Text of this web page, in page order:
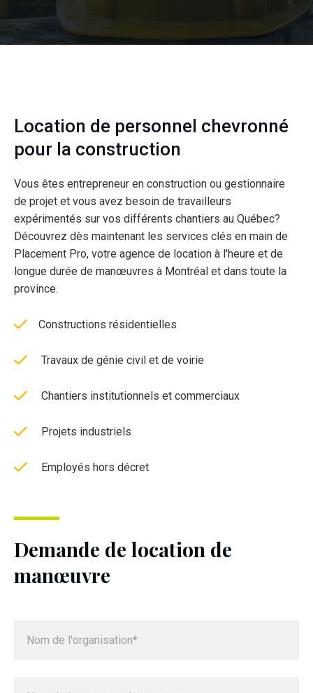
Location de personnel chevronné
pour la construction
Vous êtes entrepreneur en construction ou gestionnaire
de projet et vous avez besoin de travailleurs
expérimentés sur vos différents chantiers au Québec?
Découvrez dès maintenant les services clés en main de
Placement Pro, votre agence de location à l'heure et de
longue durée de manœuvres à Montréal et dans toute la
province.
Constructions résidentielles
Travaux de génie civil et de voirie
Chantiers institutionnels et commerciaux
Projets industriels
Employés hors décret
Demande de location de
manœuvre